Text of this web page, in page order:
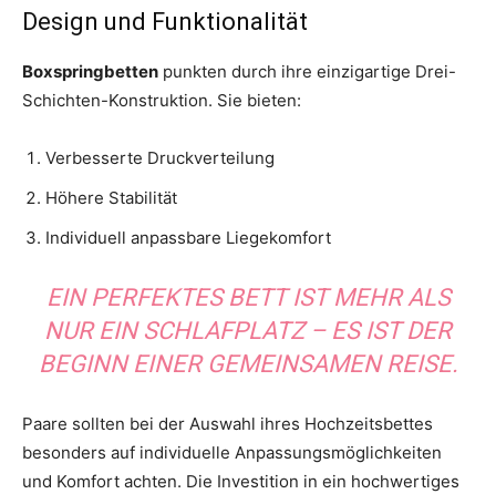
Design und Funktionalität
Boxspringbetten punkten durch ihre einzigartige Drei-
Schichten-Konstruktion. Sie bieten:
Verbesserte Druckverteilung
Höhere Stabilität
Individuell anpassbare Liegekomfort
EIN PERFEKTES BETT IST MEHR ALS
NUR EIN SCHLAFPLATZ – ES IST DER
BEGINN EINER GEMEINSAMEN REISE.
Paare sollten bei der Auswahl ihres Hochzeitsbettes
besonders auf individuelle Anpassungsmöglichkeiten
und Komfort achten. Die Investition in ein hochwertiges